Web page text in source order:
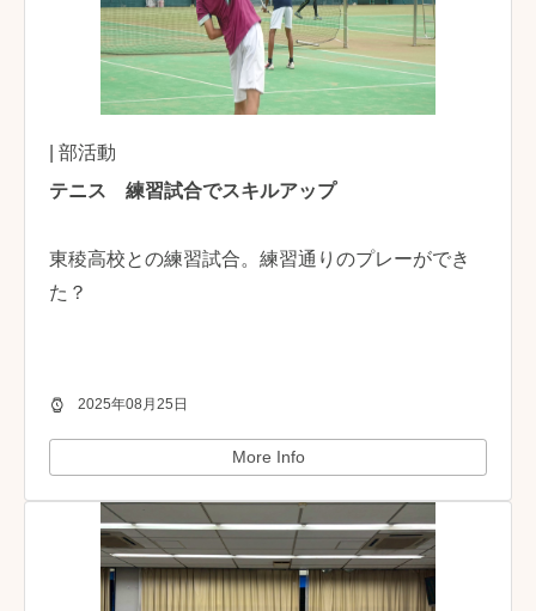
| 部活動
テニス 練習試合でスキルアップ
東稜高校との練習試合。練習通りのプレーができ
た？
2025年08月25日
More Info